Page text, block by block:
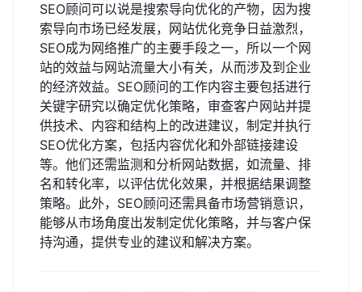
SEO顾问可以说是搜索导向优化的产物，因为搜
索导向市场已经发展，网站优化竞争日益激烈，
SEO成为网络推广的主要手段之一，所以一个网
站的效益与网站流量大小有关，从而涉及到企业
的经济效益。SEO顾问的工作内容主要包括进行
关键字研究以确定优化策略，审查客户网站并提
供技术、内容和结构上的改进建议，制定并执行
SEO优化方案，包括内容优化和外部链接建设
等。他们还需监测和分析网站数据，如流量、排
名和转化率，以评估优化效果，并根据结果调整
策略。此外，SEO顾问还需具备市场营销意识，
能够从市场角度出发制定优化策略，并与客户保
持沟通，提供专业的建议和解决方案。